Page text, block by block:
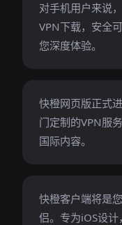
对手机用户来说
VPN下载，安全
您深度体验。
快橙网页版正式
门定制的VPN服
国际内容。
快橙客户端将是
侣。专为iOS设